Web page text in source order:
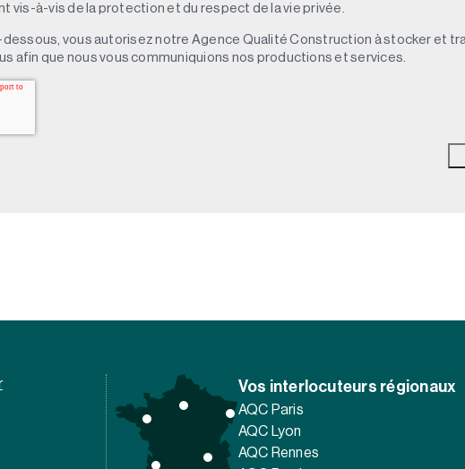
vis-à-vis de la protection et du respect de la vie privée.
dessous, vous autorisez notre Agence Qualité Construction à stocker et
afin que nous vous communiquions nos productions et services.
Vos interlocuteurs régionaux
AQC Paris
AQC Lyon
AQC Rennes